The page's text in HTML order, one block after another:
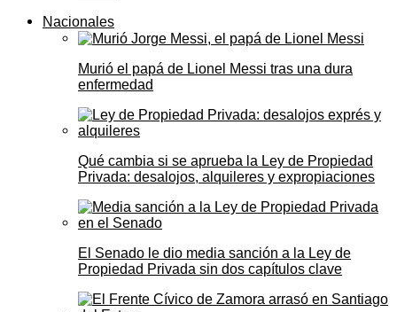
Nacionales
Murió el papá de Lionel Messi tras una dura
enfermedad
Qué cambia si se aprueba la Ley de Propiedad
Privada: desalojos, alquileres y expropiaciones
El Senado le dio media sanción a la Ley de
Propiedad Privada sin dos capítulos clave